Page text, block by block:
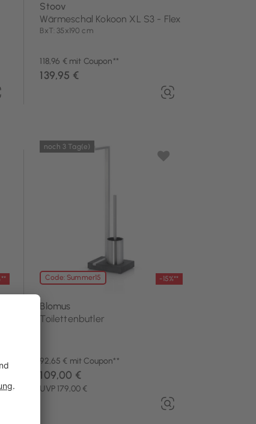
Stoov
Wärmeschal Kokoon XL S3 - Flex
BxT: 35x190 cm
118,96 € mit Coupon**
139,95 €
Code: Summer15 -15%**
noch 3 Tag(e)
Blomus
Toilettenbutler
92,65 € mit Coupon**
UVP 179,00 €
109,00 €